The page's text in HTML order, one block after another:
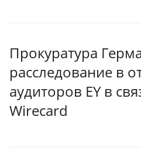
Прокуратура
расследование в
аудиторов EY в
Wirecard